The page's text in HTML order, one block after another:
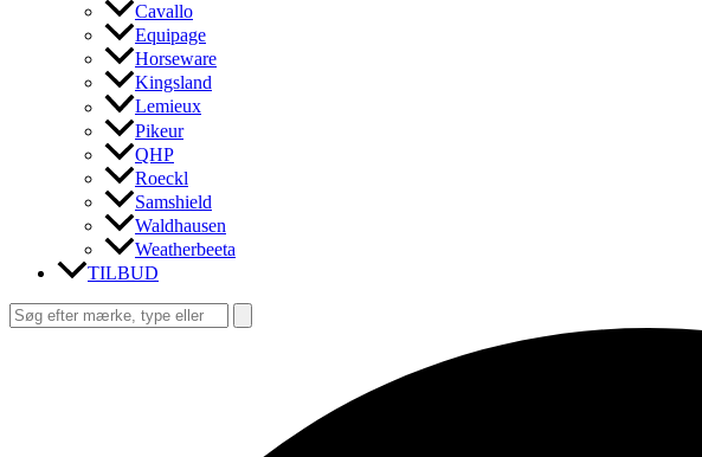
Cavallo
Equipage
Horseware
Kingsland
Lemieux
Pikeur
QHP
Roeckl
Samshield
Waldhausen
Weatherbeeta
TILBUD
Søg
efter: